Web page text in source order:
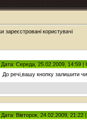
зареєстровані користувачі
Дата: Середа, 25.02.2009, 14:59
До речі,вашу кнопку залишити
Дата: Вівторок, 24.02.2009,